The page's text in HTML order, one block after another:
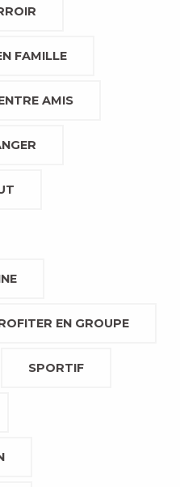
FAMILLE
AMIS
EN GROUPE
SPORTIF